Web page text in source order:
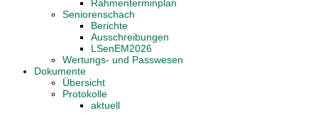
Rahmenterminplan
Seniorenschach
Berichte
Ausschreibungen
LSenEM2026
Wertungs- und Passwesen
Dokumente
Übersicht
Protokolle
aktuell